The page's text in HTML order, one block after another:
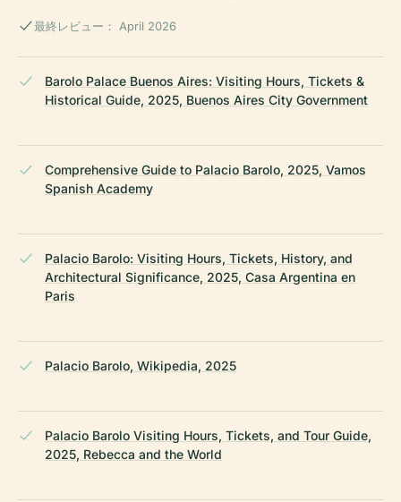
最終レビュー： April 2026
Barolo Palace Buenos Aires: Visiting Hours, Tickets &
Historical Guide, 2025, Buenos Aires City Government
Comprehensive Guide to Palacio Barolo, 2025, Vamos
Spanish Academy
Palacio Barolo: Visiting Hours, Tickets, History, and
Architectural Significance, 2025, Casa Argentina en
Paris
Palacio Barolo, Wikipedia, 2025
Palacio Barolo Visiting Hours, Tickets, and Tour Guide,
2025, Rebecca and the World